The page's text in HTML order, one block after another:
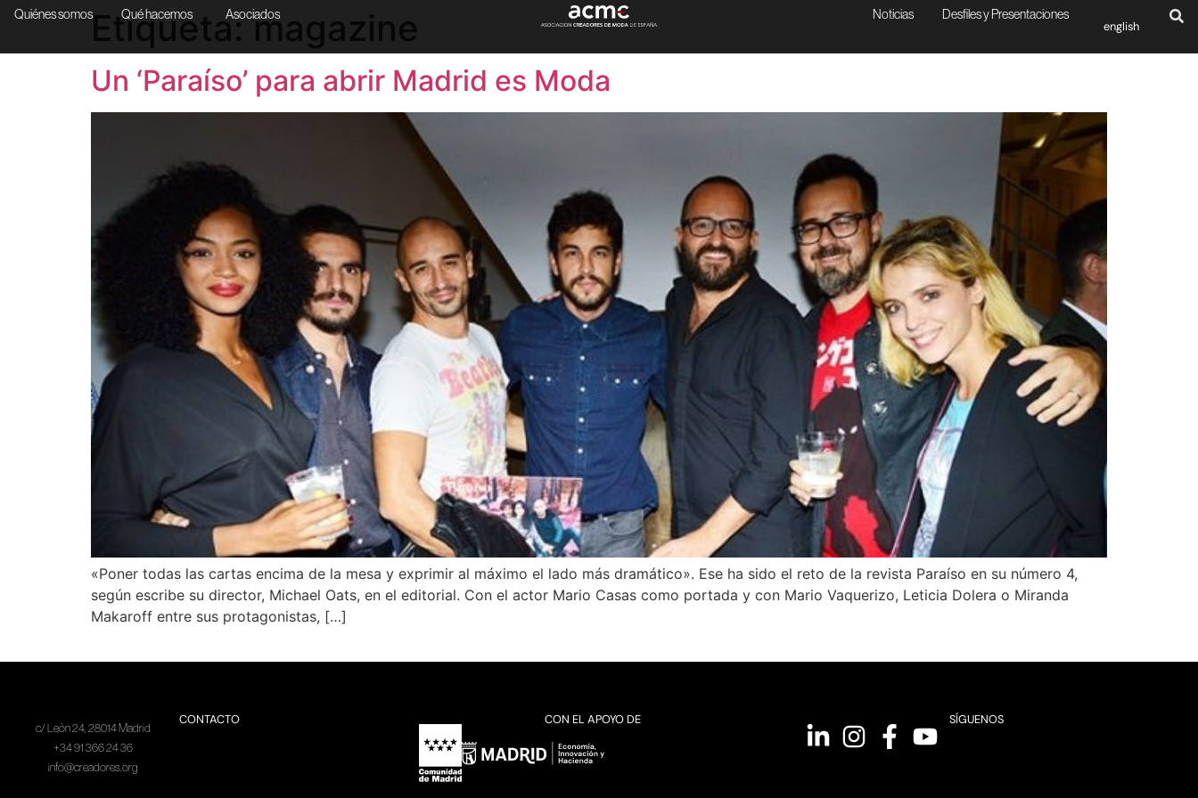
Quiénes somos Qué hacemos Asociados Noticias Desfiles y Presentaciones
english
Etiqueta:magazine
Un ‘Paraíso’ para abrir Madrid es Moda
«Poner todas las cartas encima de la mesa y exprimir al máximo el lado más dramático». Ese ha sido el reto de la revista Paraíso en su número 4,
según escribe su director, Michael Oats, en el editorial. Con el actor Mario Casas como portada y con Mario Vaquerizo, Leticia Dolera o Miranda
Makaroff entre sus protagonistas, […]
CONTACTO
c/ León 24, 28014 Madrid
+34 91 366 24 36
info@creadores.org
CON EL APOYO DE SÍGUENOS